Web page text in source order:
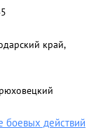
край,
боевых действий